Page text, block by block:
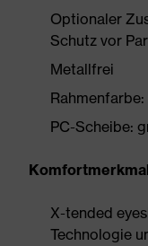
Optionaler
Schutz vor
Metallfrei
PC-Scheibe:
X-tended
Technologie